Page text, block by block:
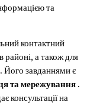
та
контактний
а також для
Його завданнями є
та мережування .
консультації на